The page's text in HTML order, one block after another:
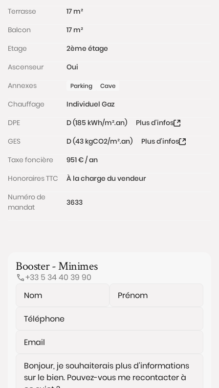
Terrasse
17 m²
Balcon
17 m²
Etage
2ème étage
Ascenseur
Oui
Annexes
Parking Cave
Chauffage
Individuel Gaz
DPE
D (185 kWh/m².an)
Plus d'infos
GES
D (43 kgCO2/m².an)
Plus d'infos
Taxe foncière
951 € / an
Honoraires TTC
À la charge du vendeur
Numéro de
mandat
3633
Booster - Minimes
+33 5 34 40 39 90